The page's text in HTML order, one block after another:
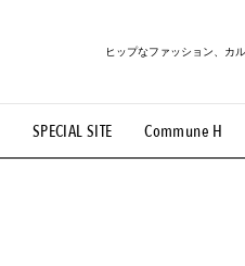
SPECIAL SITE Commune H
ヒップなファッション、カ
#路地裏てぃーん。
#MOVIE #LIFESTYLE